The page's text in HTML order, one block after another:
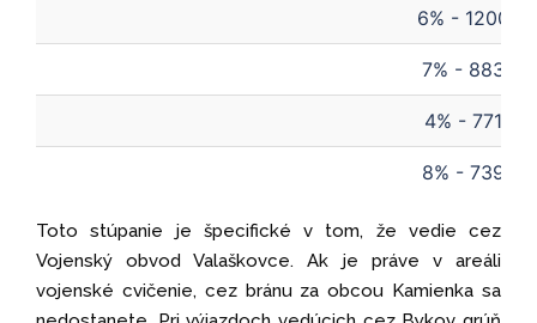
6% - 1200m
7% - 883m
4% - 771m
8% - 739m
Toto stúpanie je špecifické v tom, že vedie cez
Vojenský obvod Valaškovce. Ak je práve v areáli
vojenské cvičenie, cez bránu za obcou Kamienka sa